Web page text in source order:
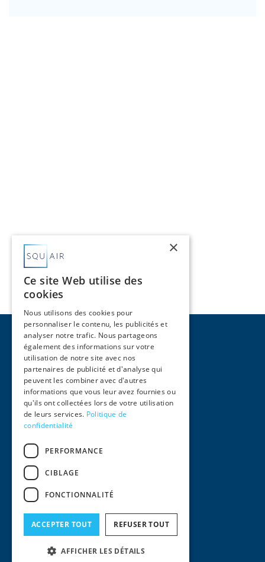
© 2024
Squair
Pages
Accueil
Activités
International
Actualités
Contact
Informations Légales
Mentions Légales
Politique de confidentialité
×
Ce site Web utilise des
cookies
Nous utilisons des cookies pour
personnaliser le contenu, les publicités et
analyser notre trafic. Nous partageons
également des informations sur votre
utilisation de notre site avec nos
partenaires de publicité et d'analyse qui
peuvent les combiner avec d'autres
informations que vous leur avez fournies ou
qu'ils ont collectées lors de votre utilisation
de leurs services. Politique de
confidentialité
PERFORMANCE
CIBLAGE
FONCTIONNALITÉ
ACCEPTER TOUT REFUSER TOUT
AFFICHER LES DÉTAILS